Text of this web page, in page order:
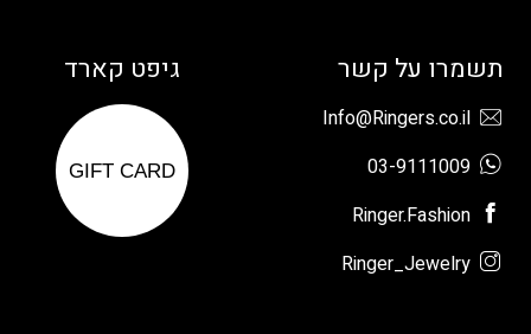
תשמרו על קשר
Info@Ringers.co.il
03-9111009
Ringer.Fashion
Ringer_Jewelry
גיפט קארד
GIFT CARD